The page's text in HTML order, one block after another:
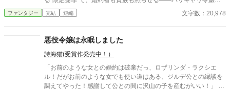
逆転劇！ ※読んでいただき、ありがとうございます。ささやかな
物語ですが、どこか少しでも楽しんでいただけたら幸いです。
ファンタジー 完結 短編 文字数：20,978
悪役令嬢は永眠しました
詩海猫(受賞作発売中！）
「お前のような女との婚約は破棄だっ、ロザリンダ・ラクシエ
ル！だがお前のような女でも使い道はある、ジルデ公との縁談を
調えてやった！感謝して公との間に沢山の子を産むがいい！」 長